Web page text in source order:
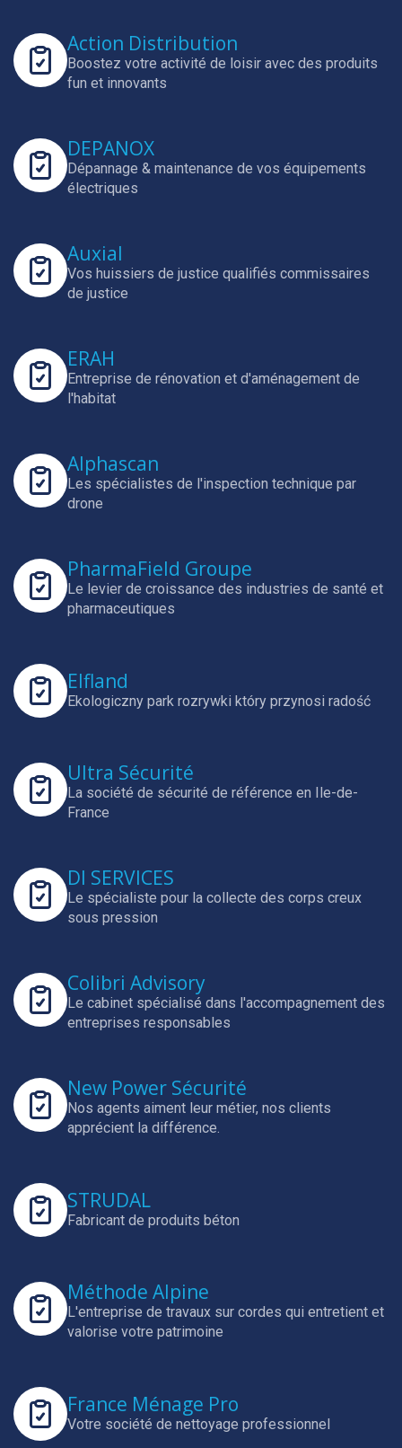
Action Distribution
Boostez votre activité de loisir avec des produits
fun et innovants
DEPANOX
Dépannage & maintenance de vos équipements
électriques
Auxial
Vos huissiers de justice qualifiés commissaires
de justice
ERAH
Entreprise de rénovation et d'aménagement de
l'habitat
Alphascan
Les spécialistes de l'inspection technique par
drone
PharmaField Groupe
Le levier de croissance des industries de santé et
pharmaceutiques
Elfland
Ekologiczny park rozrywki który przynosi radość
Ultra Sécurité
La société de sécurité de référence en Ile-de-
France
DI SERVICES
Le spécialiste pour la collecte des corps creux
sous pression
Colibri Advisory
Le cabinet spécialisé dans l'accompagnement des
entreprises responsables
New Power Sécurité
Nos agents aiment leur métier, nos clients
apprécient la différence.
STRUDAL
Fabricant de produits béton
Méthode Alpine
L'entreprise de travaux sur cordes qui entretient et
valorise votre patrimoine
France Ménage Pro
Votre société de nettoyage professionnel